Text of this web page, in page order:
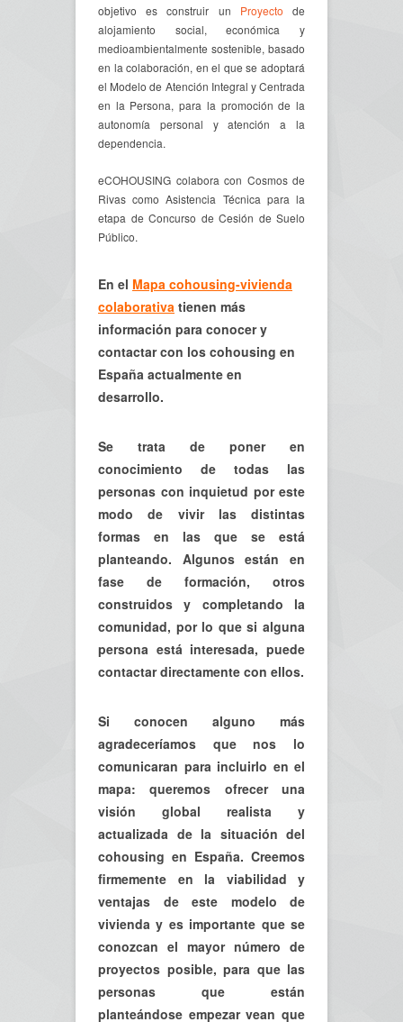
objetivo es construir un Proyecto de
alojamiento social, económica y
medioambientalmente sostenible, basado
en la colaboración, en el que se adoptará
el Modelo de Atención Integral y Centrada
en la Persona, para la promoción de la
autonomía personal y atención a la
dependencia.
eCOHOUSING colabora con Cosmos de
Rivas como Asistencia Técnica para la
etapa de Concurso de Cesión de Suelo
Público.
En el Mapa cohousing-vivienda
colaborativa tienen más
información para conocer y
contactar con los cohousing en
España actualmente en
desarrollo.
Se trata de poner en
conocimiento de todas las
personas con inquietud por este
modo de vivir las distintas
formas en las que se está
planteando. Algunos están en
fase de formación, otros
construidos y completando la
comunidad, por lo que si alguna
persona está interesada, puede
contactar directamente con ellos.
Si conocen alguno más
agradeceríamos que nos lo
comunicaran para incluirlo en el
mapa: queremos ofrecer una
visión global realista y
actualizada de la situación del
cohousing en España. Creemos
firmemente en la viabilidad y
ventajas de este modelo de
vivienda y es importante que se
conozcan el mayor número de
proyectos posible, para que las
personas que están
planteándose empezar vean que